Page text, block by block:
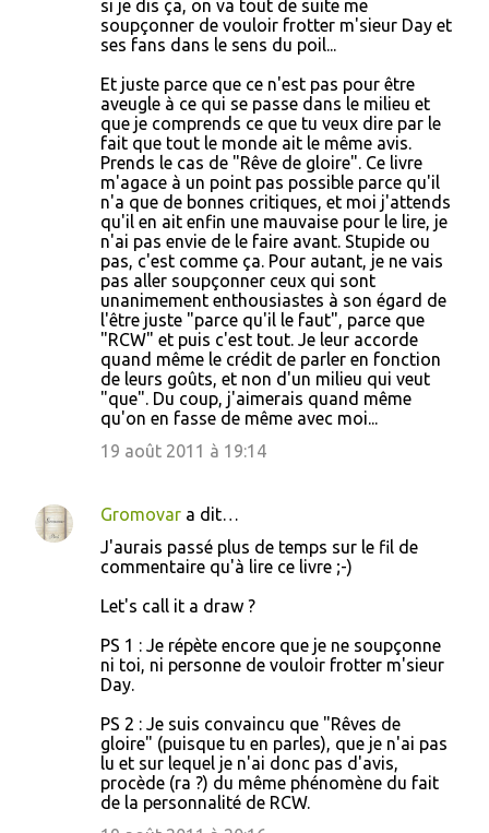
si je dis ça, on va tout de suite me
soupçonner de vouloir frotter m'sieur Day et
ses fans dans le sens du poil...
Et juste parce que ce n'est pas pour être
aveugle à ce qui se passe dans le milieu et
que je comprends ce que tu veux dire par le
fait que tout le monde ait le même avis.
Prends le cas de "Rêve de gloire". Ce livre
m'agace à un point pas possible parce qu'il
n'a que de bonnes critiques, et moi j'attends
qu'il en ait enfin une mauvaise pour le lire, je
n'ai pas envie de le faire avant. Stupide ou
pas, c'est comme ça. Pour autant, je ne vais
pas aller soupçonner ceux qui sont
unanimement enthousiastes à son égard de
l'être juste "parce qu'il le faut", parce que
"RCW" et puis c'est tout. Je leur accorde
quand même le crédit de parler en fonction
de leurs goûts, et non d'un milieu qui veut
"que". Du coup, j'aimerais quand même
qu'on en fasse de même avec moi...
19 août 2011 à 19:14
Gromovar a dit…
J'aurais passé plus de temps sur le fil de
commentaire qu'à lire ce livre ;-)
Let's call it a draw ?
PS 1 : Je répète encore que je ne soupçonne
ni toi, ni personne de vouloir frotter m'sieur
Day.
PS 2 : Je suis convaincu que "Rêves de
gloire" (puisque tu en parles), que je n'ai pas
lu et sur lequel je n'ai donc pas d'avis,
procède (ra ?) du même phénomène du fait
de la personnalité de RCW.